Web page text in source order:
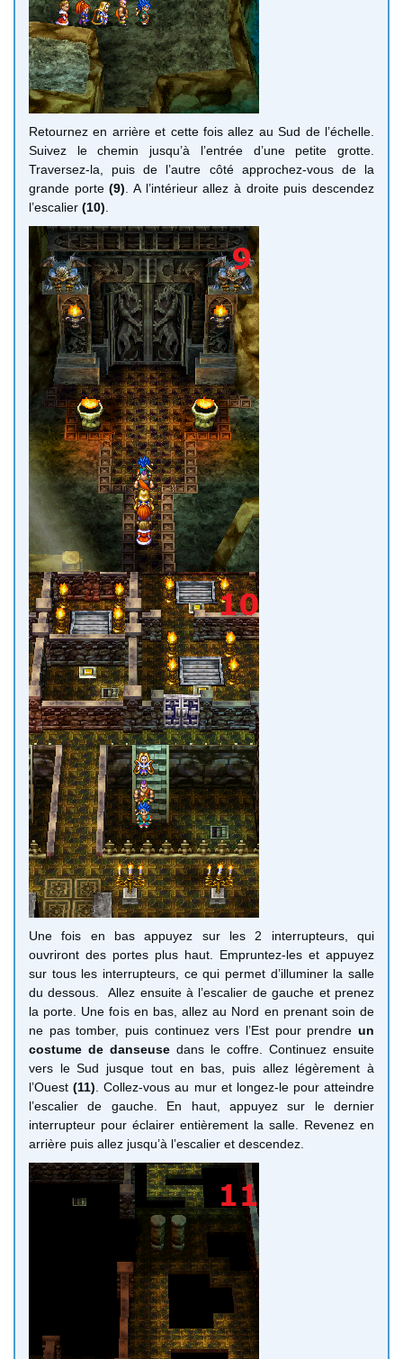
Retournez en arrière et cette fois allez au Sud de l’échelle.
Suivez le chemin jusqu’à l’entrée d’une petite grotte.
Traversez-la, puis de l’autre côté approchez-vous de la
grande porte(9) . A l’intérieur allez à droite puis descendez
l’escalier (10)
Une fois en bas appuyez sur les 2 interrupteurs, qui
ouvriront des portes plus haut. Empruntez-les et appuyez
sur tous les interrupteurs, ce qui permet d’illuminer la salle
du dessous. Allez ensuite à l’escalier de gauche et prenez
la porte. Une fois en bas, allez au Nord en prenant soin de
ne pas tomber, puis continuez vers l’Est pour prendre un
costume de danseuse dans le coffre. Continuez ensuite
vers le Sud jusque tout en bas, puis allez légèrement à
l’Ouest (11) . Collez-vous au mur et longez-le pour atteindre
l’escalier de gauche. En haut, appuyez sur le dernier
interrupteur pour éclairer entièrement la salle. Revenez en
arrière puis allez jusqu’à l’escalier et descendez.